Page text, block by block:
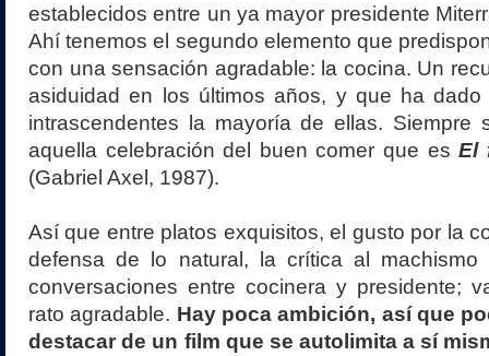
establecidos entre un ya mayor presidente
Ahí tenemos el segundo elemento que
con una sensación agradable: la cocina. Un
asiduidad en los últimos años, y que ha dado
intrascendentes la mayoría de ellas. Siempre
aquella celebración del buen comer que esEl
(Gabriel Axel, 1987).
Así que entre platos exquisitos, el gusto por la
defensa de lo natural, la crítica al machismo
conversaciones entre cocinera y presidente;
rato agradable. Hay poca ambición, así que
destacar de un film que se autolimita a sí